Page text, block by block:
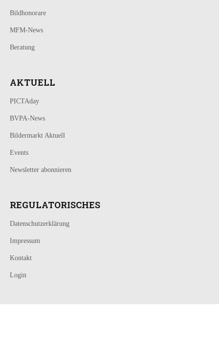
Bildhonorare
MFM-News
Beratung
AKTUELL
PICTAday
BVPA-News
Bildermarkt Aktuell
Events
Newsletter abonnieren
REGULATORISCHES
Datenschutzerklärung
Impressum
Kontakt
Login